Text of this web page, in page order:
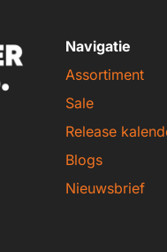
Navigatie
Assortiment
Sale
Release
Blogs
Nieuwsbrief